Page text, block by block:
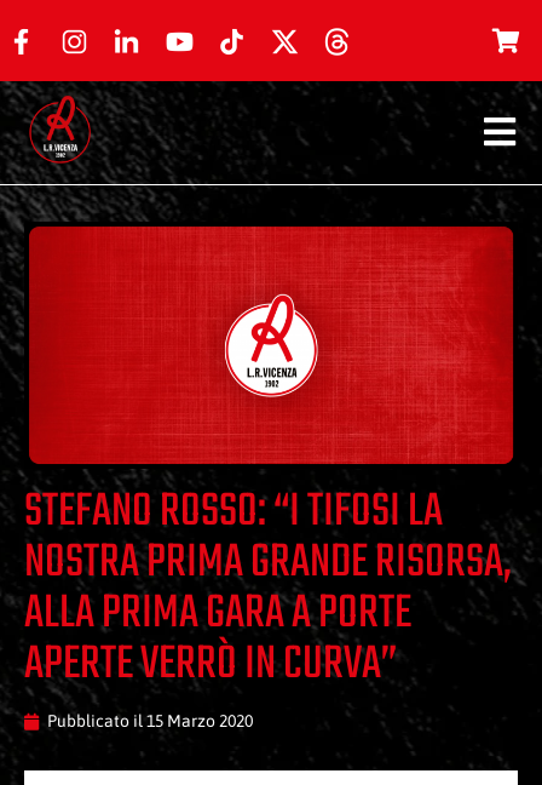
STEFANO ROSSO: “I TIFOSI LA
NOSTRA PRIMA GRANDE RISORSA,
ALLA PRIMA GARA A PORTE
APERTE VERRÒ IN CURVA”
Pubblicato il 15 Marzo 2020